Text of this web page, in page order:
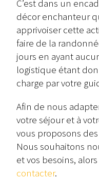
C’est dans un
décor enchanteur
apprivoiser cette
faire de la
jours en ayant
logistique étant
charge par votre
Afin de nous
votre séjour et à
vous proposons
Nous souhaitons
et vos besoins,
contacter.